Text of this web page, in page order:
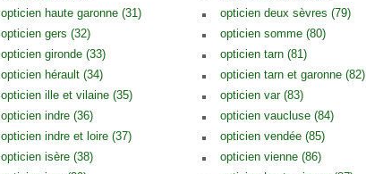
opticien haute garonne (31)
opticien gers (32)
opticien gironde (33)
opticien hérault (34)
opticien ille et vilaine (35)
opticien indre (36)
opticien indre et loire (37)
opticien isère (38)
opticien deux sèvres (79)
opticien somme (80)
opticien tarn (81)
opticien tarn et garonne (82)
opticien var (83)
opticien vaucluse (84)
opticien vendée (85)
opticien vienne (86)